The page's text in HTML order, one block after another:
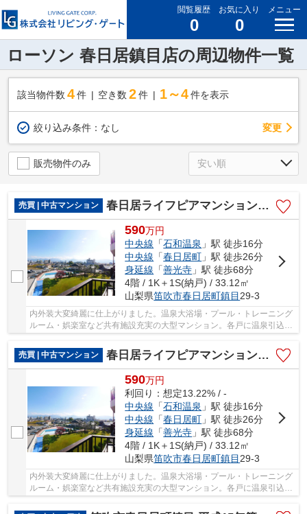
閲覧履歴
0
お気に入り
0
メニュー
ローソン 春日居鎮目店の周辺物件一覧
該当物件数 4件 空き数 2 件 1～4 件を表示
絞り込み条件： なし 変更
販売物件のみ
売買 | 中古マンション 春日居ライフピアマンション 4階 内装一新 各戸に温泉引込
590万円
中央線 「石和温泉 」駅 徒歩16分
中央線 「春日居町 」駅 徒歩26分
身延線 「善光寺 」駅 徒歩68分
4階 / 1K＋1S(納戸) / 33.12㎡
山梨県笛吹市春日居町鎮目29-3
内外装大変綺麗に仕上がりました。温泉大浴場・プール・トレーニング
ルーム・娯楽室など共有施設充実の大型マンション。各戸に温泉引込済
売買 | 中古マンション
春日居ライフピアマンション 4階 想定利回り13.22％ 内装リフォーム済み
590万円
利回り：想定13.22% / -
中央線 「石和温泉 」駅 徒歩16分
中央線 「春日居町 」駅 徒歩26分
身延線 「善光寺 」駅 徒歩68分
4階 / 1K＋1S(納戸) / 33.12㎡
山梨県笛吹市春日居町鎮目29-3
内外装大変綺麗に仕上がりました。温泉大浴場・プール・トレーニング
ルーム・娯楽室など共有施設充実の大型マンション。各戸に温泉引込済